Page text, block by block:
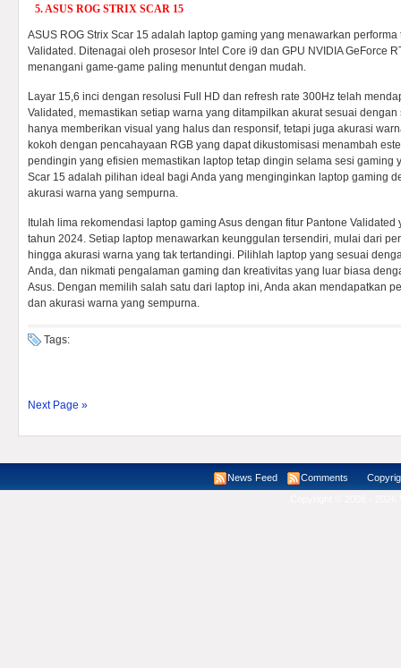
5. ASUS ROG STRIX SCAR 15
ASUS ROG Strix Scar 15 adalah laptop gaming yang menawarkan
Validated. Ditenagai oleh prosesor Intel Core i9 dan GPU NVIDIA GeForce
menangani game-game paling menuntut dengan mudah.
Layar 15,6 inci dengan resolusi Full HD dan refresh rate 300Hz telah
Validated, memastikan setiap warna yang ditampilkan akurat sesuai
hanya memberikan visual yang halus dan responsif, tetapi juga akurasi
kokoh dengan pencahayaan RGB yang dapat dikustomisasi menambah
pendingin yang efisien memastikan laptop tetap dingin selama sesi gaming
Scar 15 adalah pilihan ideal bagi Anda yang menginginkan laptop gaming
akurasi warna yang sempurna.
Itulah lima rekomendasi laptop gaming Asus dengan fitur Pantone
tahun 2024. Setiap laptop menawarkan keunggulan tersendiri, mulai dari
hingga akurasi warna yang tak tertandingi. Pilihlah laptop yang sesuai
Anda, dan nikmati pengalaman gaming dan kreativitas yang luar biasa
Asus. Dengan memilih salah satu dari laptop ini, Anda akan mendapatkan
dan akurasi warna yang sempurna.
Tags:
Next Page »
News Feed Comments Copyright